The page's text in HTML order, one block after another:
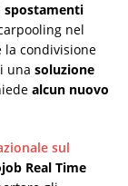
spostamenti
nel
la condivisione
una soluzione
alcun nuovo
sul
Real Time